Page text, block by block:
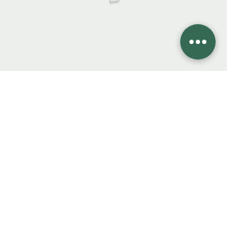
colibrolibreria@gmail.com